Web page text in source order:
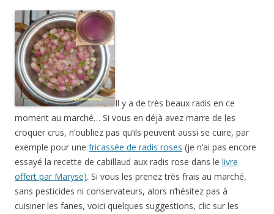
Il y a de très beaux radis en ce
moment au marché… Si vous en déjà avez marre de les
croquer crus, n’oubliez pas qu’ils peuvent aussi se cuire, par
exemple pour une fricassée de radis roses (je n’ai pas encore
essayé la recette de cabillaud aux radis rose dans le livre
offert par Maryse). Si vous les prenez très frais au marché,
sans pesticides ni conservateurs, alors n’hésitez pas à
cuisiner les fanes, voici quelques suggestions, clic sur les